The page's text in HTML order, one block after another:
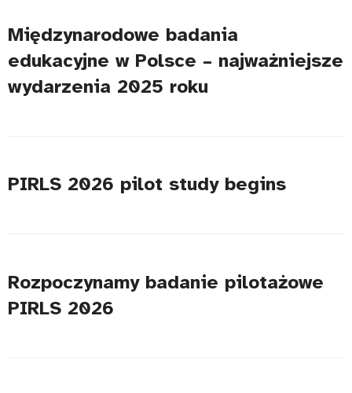
Międzynarodowe badania
edukacyjne w Polsce – najważniejsze
wydarzenia 2025 roku
PIRLS 2026 pilot study begins
Rozpoczynamy badanie pilotażowe
PIRLS 2026